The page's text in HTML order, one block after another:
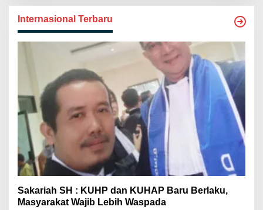
Internasional Terbaru
Sakariah SH : KUHP dan KUHAP Baru Berlaku,
Masyarakat Wajib Lebih Waspada